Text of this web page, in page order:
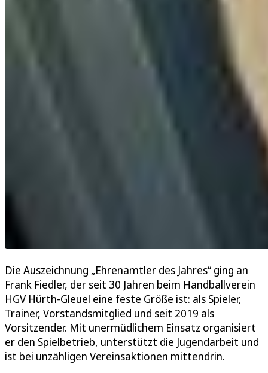
Die Auszeichnung „Ehrenamtler des Jahres“ ging an
Frank Fiedler, der seit 30 Jahren beim Handballverein
HGV Hürth-Gleuel eine feste Größe ist: als Spieler,
Trainer, Vorstandsmitglied und seit 2019 als
Vorsitzender. Mit unermüdlichem Einsatz organisiert
er den Spielbetrieb, unterstützt die Jugendarbeit und
ist bei unzähligen Vereinsaktionen mittendrin.